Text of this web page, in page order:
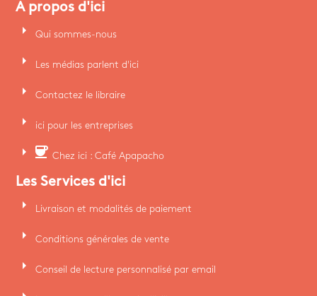
A propos d'ici
arrow_right Qui sommes-nous
arrow_right Les médias parlent d'ici
arrow_right Contactez le libraire
arrow_right ici pour les entreprises
arrow_right coffee Chez ici : Café Apapacho
Les Services d'ici
arrow_right Livraison et modalités de paiement
arrow_right Conditions générales de vente
arrow_right Conseil de lecture personnalisé par email